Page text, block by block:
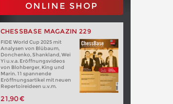
ONLINE SHOP
CHESSBASE MAGAZIN 229
FIDE World Cup 2025 mit
Analysen von Blübaum,
Donchenko, Shankland, Wei
Yi u.v.a. Eröffnungsvideos
von Blohberger, King und
Marin. 11 spannende
Eröffnungsartikel mit neuen
Repertoireideen u.v.m.
21,90 €